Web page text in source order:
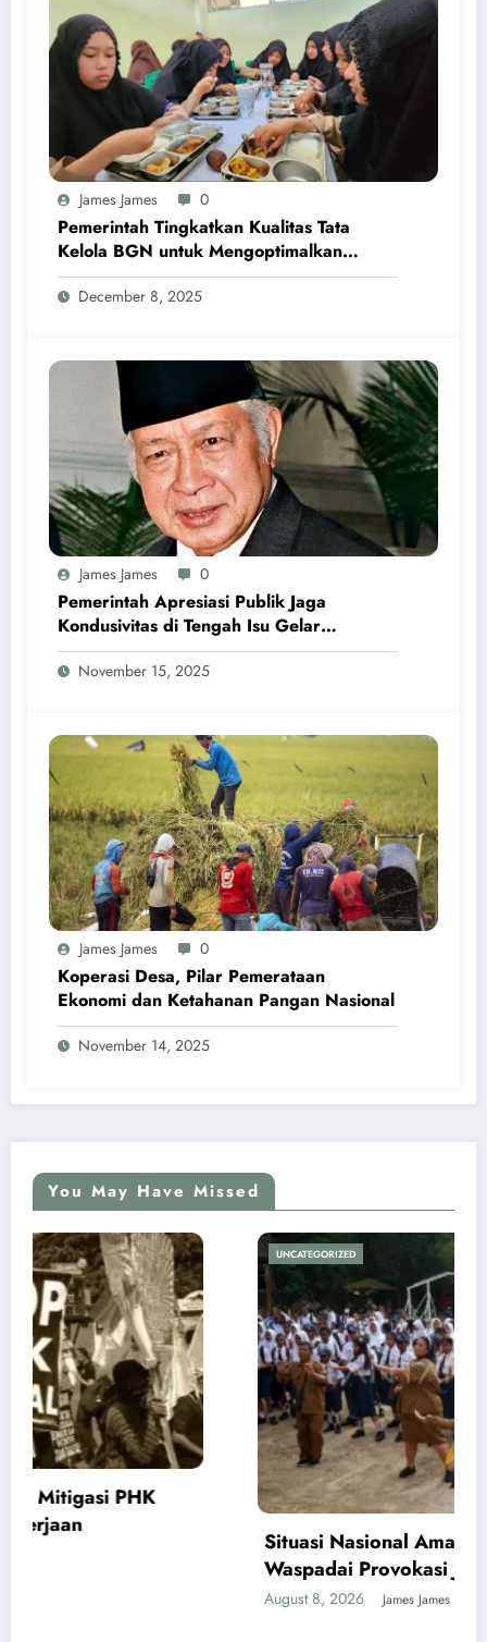
James James 0
Pemerintah Tingkatkan Kualitas Tata
Kelola BGN untuk Mengoptimalkan
Program MBG
December 8, 2025
James James 0
Pemerintah Apresiasi Publik Jaga
Kondusivitas di Tengah Isu Gelar
Pahlawan Soeharto
November 15, 2025
James James 0
Koperasi Desa, Pilar Pemerataan
Ekonomi dan Ketahanan Pangan Nasional
November 14, 2025
You May Have Missed
UNCATEGORIZED
Situasi Nasional Aman, Publik Diminta
Waspadai Provokasi Jelang HUT RI